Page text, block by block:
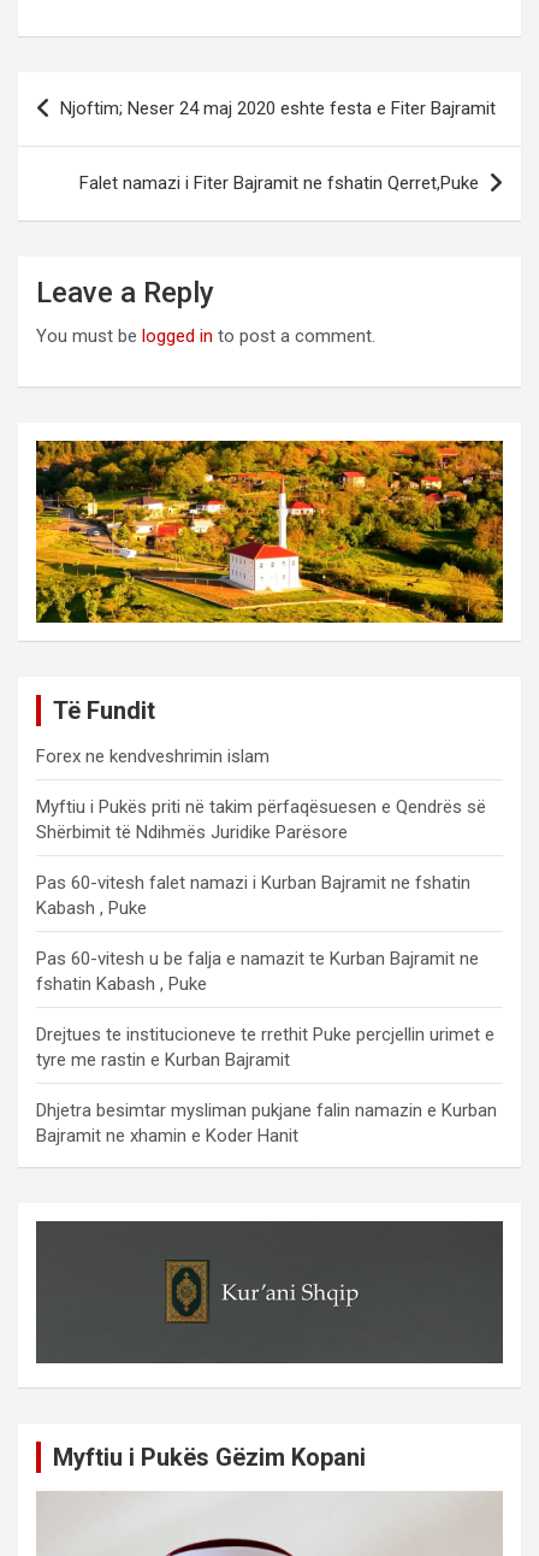
Post
navigation
Njoftim; Neser 24 maj 2020 eshte festa e Fiter Bajramit
Falet namazi i Fiter Bajramit ne fshatin Qerret,Puke
Leave a Reply
You must be logged in to post a comment.
Të Fundit
Forex ne kendveshrimin islam
Myftiu i Pukës priti në takim përfaqësuesen e Qendrës së
Shërbimit të Ndihmës Juridike Parësore
Pas 60-vitesh falet namazi i Kurban Bajramit ne fshatin
Kabash , Puke
Pas 60-vitesh u be falja e namazit te Kurban Bajramit ne
fshatin Kabash , Puke
Drejtues te institucioneve te rrethit Puke percjellin urimet e
tyre me rastin e Kurban Bajramit
Dhjetra besimtar mysliman pukjane falin namazin e Kurban
Bajramit ne xhamin e Koder Hanit
Myftiu i Pukës Gëzim Kopani